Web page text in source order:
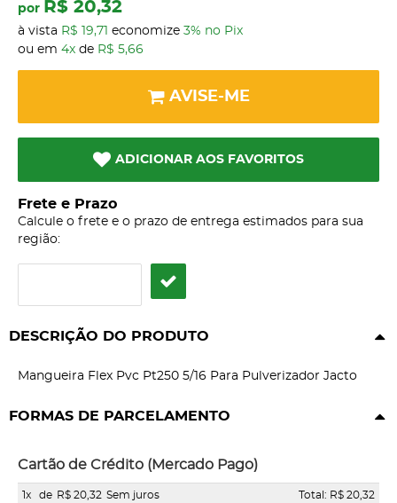
por R$ 20,32
à vista R$ 19,71 economize 3% no Pix
ou em 4x de R$ 5,66
AVISE-ME
ADICIONAR AOS FAVORITOS
Frete e Prazo
Calcule o frete e o prazo de entrega estimados para sua
região:
DESCRIÇÃO DO PRODUTO
Mangueira Flex Pvc Pt250 5/16 Para Pulverizador Jacto
FORMAS DE PARCELAMENTO
Cartão de Crédito (Mercado Pago)
1x de R$ 20,32 Sem juros Total: R$ 20,32